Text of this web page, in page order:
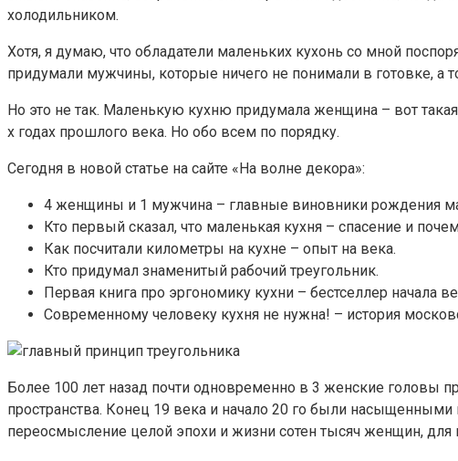
холодильником.
Хотя, я думаю, что обладатели маленьких кухонь со мной
придумали мужчины, которые ничего не понимали в готовке, а
Но это не так. Маленькую кухню придумала женщина – вот
х годах прошлого века. Но обо всем по порядку.
Сегодня в новой статье на сайте «На волне декора»:
4 женщины и 1 мужчина – главные виновники рождения
Кто первый сказал, что маленькая кухня – спасение и
Как посчитали километры на кухне – опыт на века.
Кто придумал знаменитый рабочий треугольник.
Первая книга про эргономику кухни – бестселлер начала
Современному человеку кухня не нужна! – история
Более 100 лет назад почти одновременно в 3 женские головы
пространства. Конец 19 века и начало 20 го были
переосмысление целой эпохи и жизни сотен тысяч женщин, для